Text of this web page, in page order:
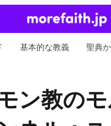
基本的な教義 聖典
ン教の